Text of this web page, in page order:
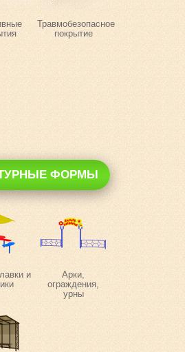
Травмобезопасное
покрытие
ФОРМЫ
и
Арки,
ограждения,
урны